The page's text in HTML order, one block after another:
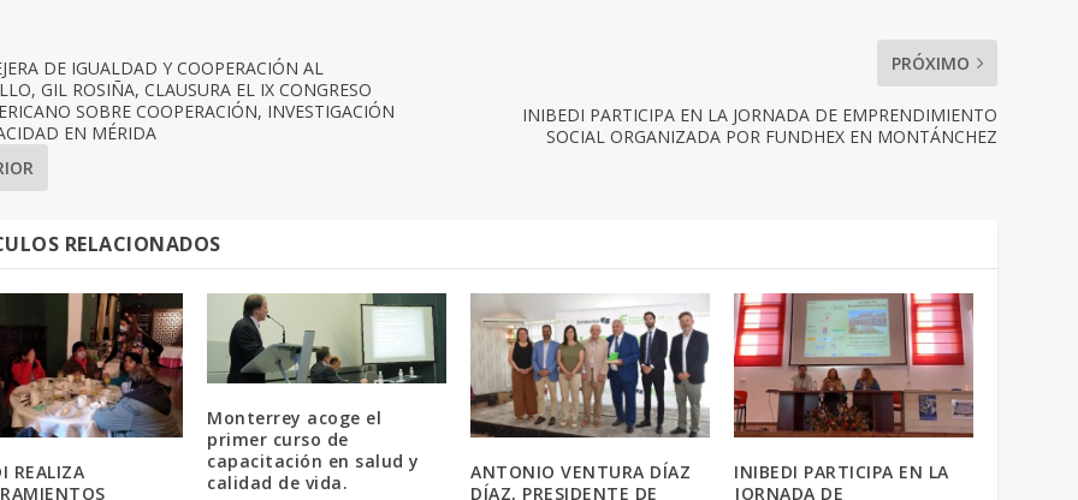
DE IGUALDAD Y COOPERACIÓN AL
GIL ROSIÑA, CLAUSURA EL IX CONGRESO
SOBRE COOPERACIÓN, INVESTIGACIÓN
EN MÉRIDA
PRÓXIMO
INIBEDI PARTICIPA EN LA JORNADA DE EMPRENDIMIENTO
SOCIAL ORGANIZADA POR FUNDHEX EN MONTÁNCHEZ
RELACIONADOS
REALIZA
Monterrey acoge el
primer curso de
capacitación en salud y
calidad de vida.
ANTONIO VENTURA DÍAZ
DÍAZ, PRESIDENTE DE
INIBEDI PARTICIPA EN LA
JORNADA DE